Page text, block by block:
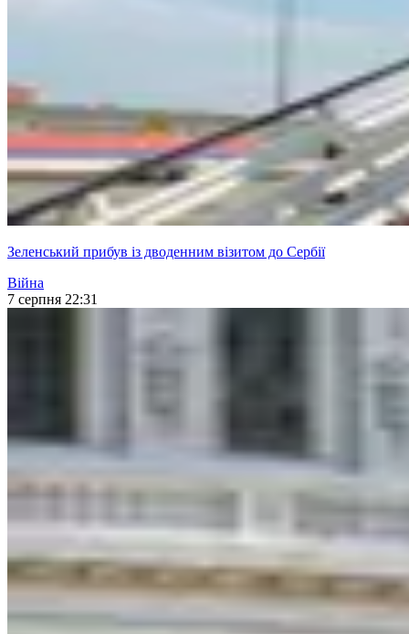
Зеленський прибув із дводенним візитом до Сербії
Війна
7 серпня 22:31